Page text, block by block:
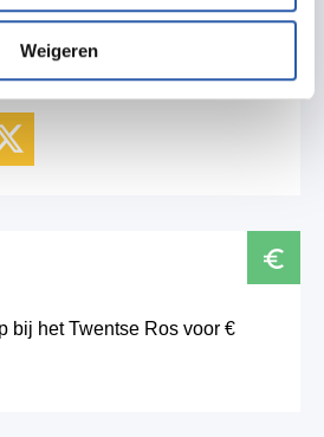
Weigeren
bij het Twentse Ros voor €